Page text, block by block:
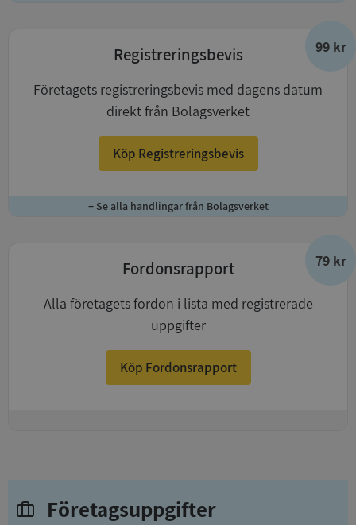
99 kr
Registreringsbevis
Företagets registreringsbevis med dagens datum
direkt från Bolagsverket
Köp Registreringsbevis
+ Se alla handlingar från Bolagsverket
79 kr
Fordonsrapport
Alla företagets fordon i lista med registrerade
uppgifter
Köp Fordonsrapport
Företagsuppgifter